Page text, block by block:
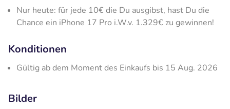
Nur heute: für jede 10€ die Du ausgibst, hast Du die
Chance ein iPhone 17 Pro i.W.v. 1.329€ zu gewinnen!
Konditionen
Gültig ab dem Moment des Einkaufs bis 15 Aug. 2026
Bilder